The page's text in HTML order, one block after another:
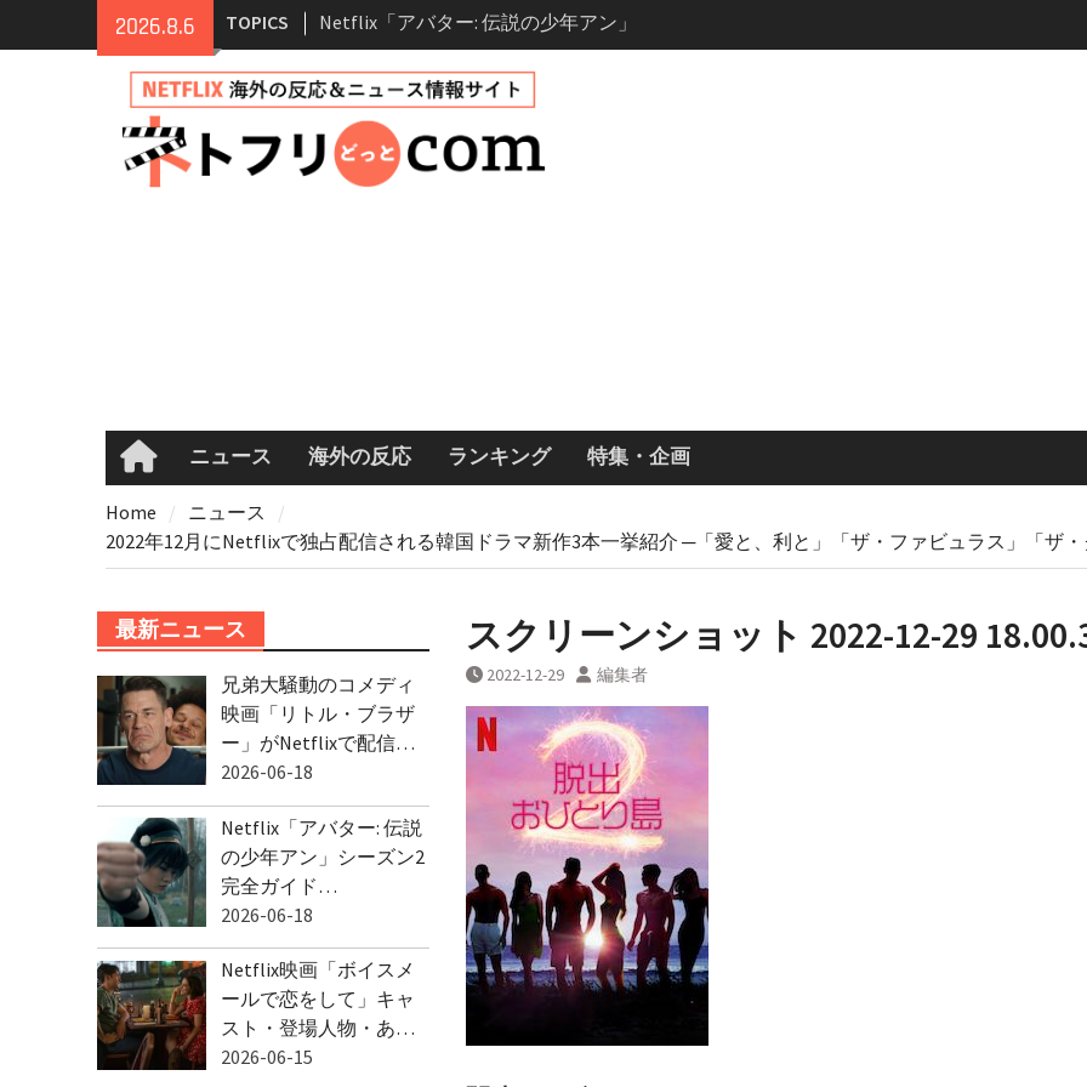
2026.8.6 TOPICS
シーズン2 完全ガイド｜キャスト・
登場人物・あらすじ・シーズン3最新
情報
Netflix映画「ボイスメールで恋をし
て」キャスト・登場人物・あらすじ
まとめ｜ゾーイ・ドゥイッチ主演ロ
Homeニュース 海外の反応 ランキング 特集・企画
Home
ニュース
2022年12月にNetflixで独占配信される韓国ドラマ新作3本一挙紹介 ─「愛と、利と」「ザ・ファビュラス」「ザ
スクリーンショット 2022-12-29
2022-12-29 編集者
最新ニュース
兄弟大騒動のコメディ
映画「リトル・ブラザ
ー」がNetflixで配信…
2026-06-18
Netflix「アバター: 伝説
の少年アン」シーズン2
完全ガイド…
2026-06-18
Netflix映画「ボイスメ
ールで恋をして」キャ
スト・登場人物・あ…
2026-06-15